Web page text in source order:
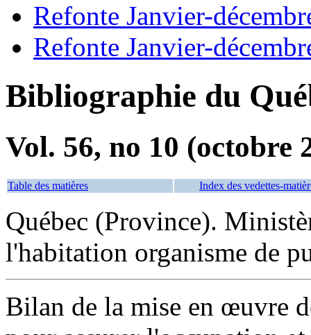
Refonte Janvier-
Refonte Janvier-
Bibliographie du
Vol. 56, no 10 (octobre
Table des matières Index des vedettes-
Québec (Province).
l'habitation organisme de
Bilan de la mise en œuvre